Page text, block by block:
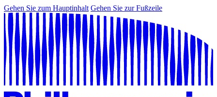
Gehen Sie zum Hauptinhalt Gehen Sie zur Fußzeile